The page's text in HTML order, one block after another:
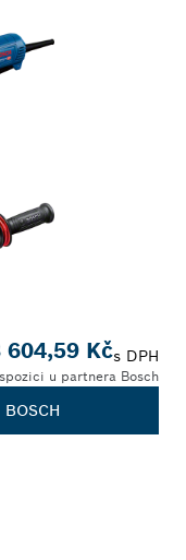
604,59 Kčs DPH
u partnera Bosch